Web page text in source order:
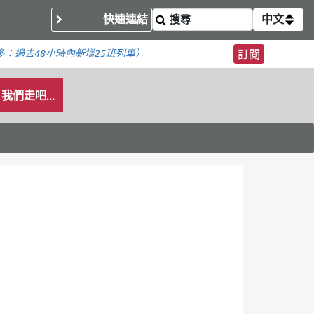
快速連結 中文
： 過去48小時內新增25班列車） 訂閱
我們走吧...